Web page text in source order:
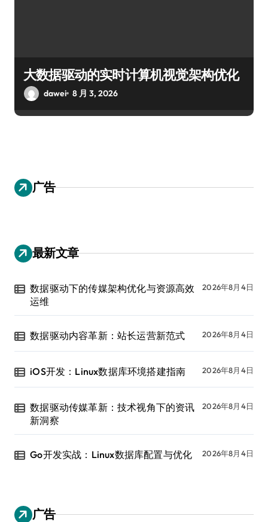
大数据驱动的实时计算机视觉架构优化
dawei 8 月 3, 2026
广告
最新文章
数据驱动下的传媒架构优化与资源高效
运维
2026年8月4日
数据驱动内容革新：站长运营新范式 2026年8月4日
iOS开发：Linux数据库环境搭建指南 2026年8月4日
数据驱动传媒革新：技术视角下的资讯
新洞察
2026年8月4日
Go开发实战：Linux数据库配置与优化 2026年8月4日
广告